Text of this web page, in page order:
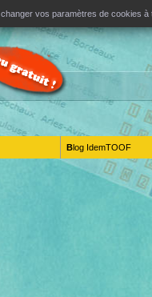
vos paramètres de cookies à
Blog IdemTOOF